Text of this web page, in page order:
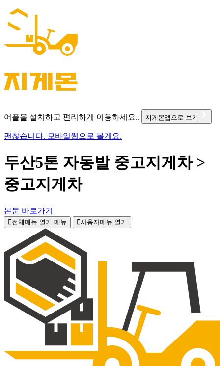
어플을 설치하고 편리하게 이용하세요.. 지게몬앱으로 보기
괜찮습니다. 모바일웹으로 볼게요.
두산5톤 자동발 중고지게차 >
중고지게차
본문 바로가기
전체메뉴 열기 메뉴 사용자메뉴 열기